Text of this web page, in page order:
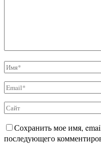
Сохранить мое имя,
последующего